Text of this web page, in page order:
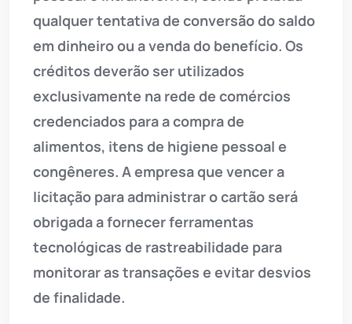
qualquer tentativa de conversão do saldo
em dinheiro ou a venda do benefício. Os
créditos deverão ser utilizados
exclusivamente na rede de comércios
credenciados para a compra de
alimentos, itens de higiene pessoal e
congêneres. A empresa que vencer a
licitação para administrar o cartão será
obrigada a fornecer ferramentas
tecnológicas de rastreabilidade para
monitorar as transações e evitar desvios
de finalidade.